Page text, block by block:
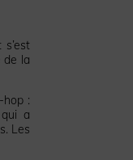
s’est
de la
:
a
Les